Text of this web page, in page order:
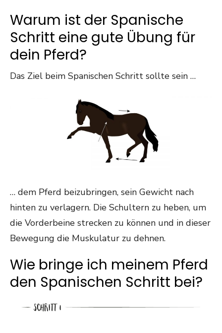
Warum ist der Spanische
Schritt eine gute Übung für
dein Pferd?
Das Ziel beim Spanischen Schritt sollte sein …
… dem Pferd beizubringen, sein Gewicht nach
hinten zu verlagern. Die Schultern zu heben, um
die Vorderbeine strecken zu können und in dieser
Bewegung die Muskulatur zu dehnen.
Wie bringe ich meinem Pferd
den Spanischen Schritt bei?